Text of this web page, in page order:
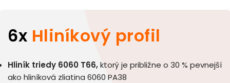
6x Hliníkový profil
Hliník triedy 6060 T66,ktorý je približne o 30 % pevnejší
ako hliníková zliatina 6060 PA38